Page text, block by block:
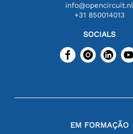
info@opencircuit.nl
+31 850014013
SOCIALS
EM FORMAÇÃO